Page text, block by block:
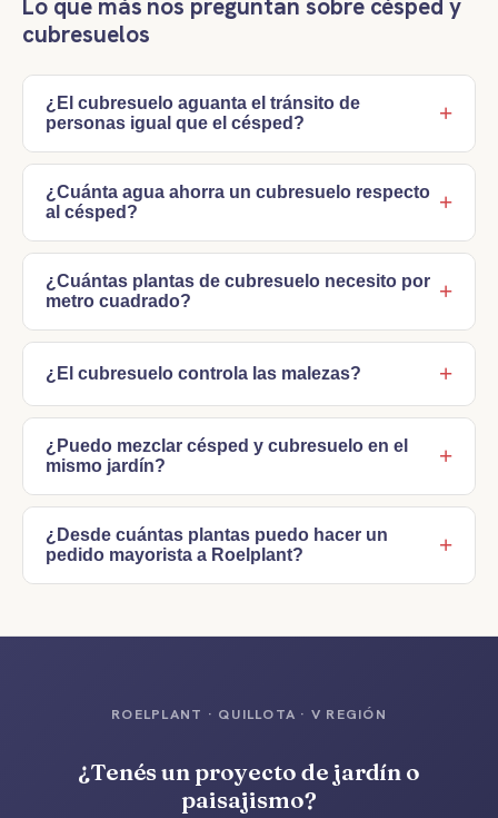
Lo que más nos preguntan sobre césped y
cubresuelos
¿El cubresuelo aguanta el tránsito de
personas igual que el césped?
+
¿Cuánta agua ahorra un cubresuelo respecto
al césped?
+
¿Cuántas plantas de cubresuelo necesito por
metro cuadrado?
+
¿El cubresuelo controla las malezas? +
¿Puedo mezclar césped y cubresuelo en el
mismo jardín?
+
¿Desde cuántas plantas puedo hacer un
pedido mayorista a Roelplant?
+
ROELPLANT · QUILLOTA · V REGIÓN
¿Tenés un proyecto de jardín o
paisajismo?